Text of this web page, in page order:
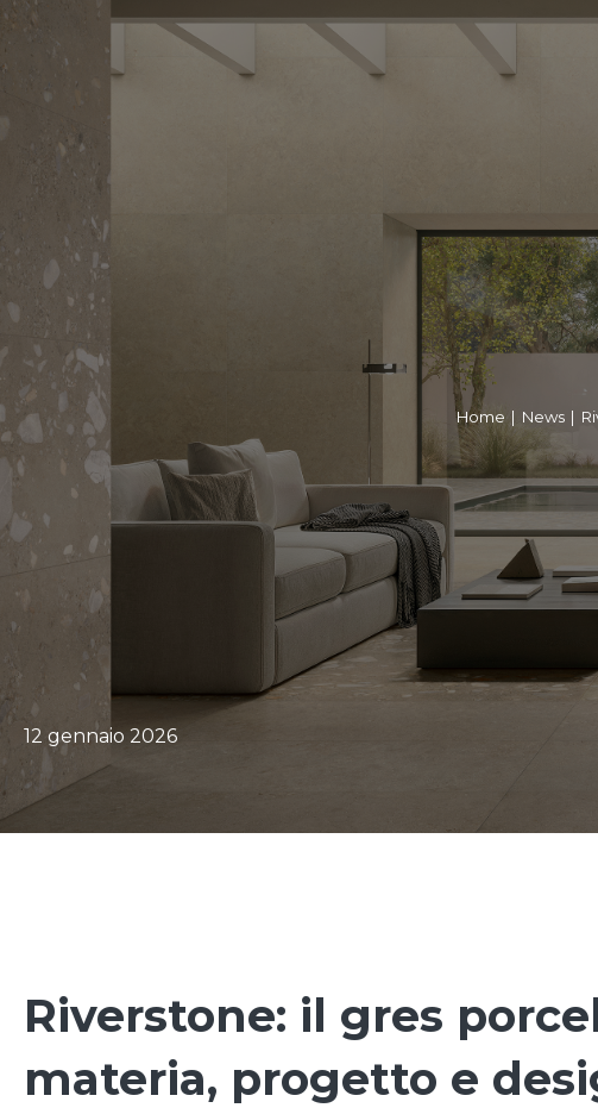
Home | News |
12 gennaio 2026
Riverstone: il gres
materia, progetto e